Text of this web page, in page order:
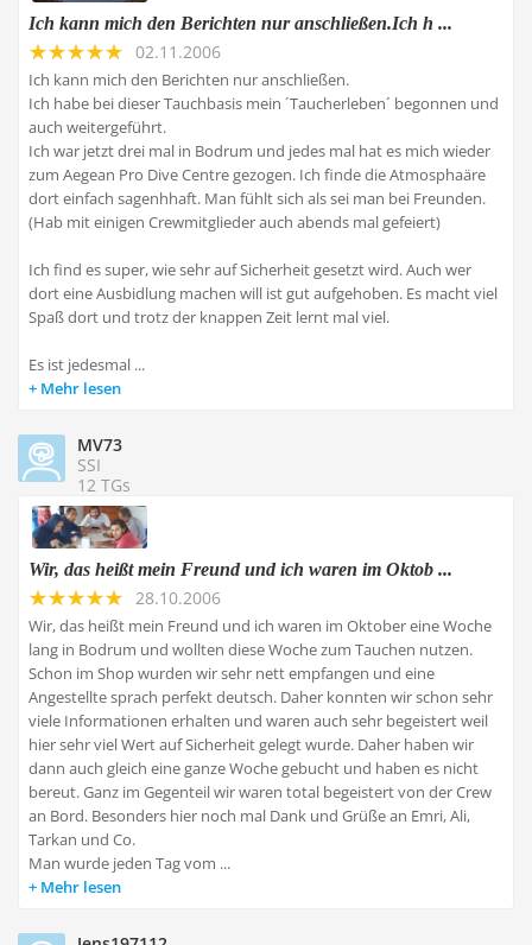
Ich kann mich den Berichten nur anschließen.Ich h ...
02.11.2006
Ich kann mich den Berichten nur anschließen.
Ich habe bei dieser Tauchbasis mein ´Taucherleben´ begonnen und
auch weitergeführt.
Ich war jetzt drei mal in Bodrum und jedes mal hat es mich wieder
zum Aegean Pro Dive Centre gezogen. Ich finde die Atmosphaäre
dort einfach sagenhhaft. Man fühlt sich als sei man bei Freunden.
(Hab mit einigen Crewmitglieder auch abends mal gefeiert)
Ich find es super, wie sehr auf Sicherheit gesetzt wird. Auch wer
dort eine Ausbidlung machen will ist gut aufgehoben. Es macht viel
Spaß dort und trotz der knappen Zeit lernt mal viel.
Es ist jedesmal ...
Mehr lesen
MV73
SSI
12 TGs
Wir, das heißt mein Freund und ich waren im Oktob ...
28.10.2006
Wir, das heißt mein Freund und ich waren im Oktober eine Woche
lang in Bodrum und wollten diese Woche zum Tauchen nutzen.
Schon im Shop wurden wir sehr nett empfangen und eine
Angestellte sprach perfekt deutsch. Daher konnten wir schon sehr
viele Informationen erhalten und waren auch sehr begeistert weil
hier sehr viel Wert auf Sicherheit gelegt wurde. Daher haben wir
dann auch gleich eine ganze Woche gebucht und haben es nicht
bereut. Ganz im Gegenteil wir waren total begeistert von der Crew
an Bord. Besonders hier noch mal Dank und Grüße an Emri, Ali,
Tarkan und Co.
Man wurde jeden Tag vom ...
Mehr lesen